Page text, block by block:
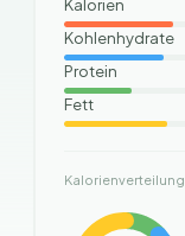
Kalorien
Kohlenhydrate
Protein
Fett
Kalorienverteilung